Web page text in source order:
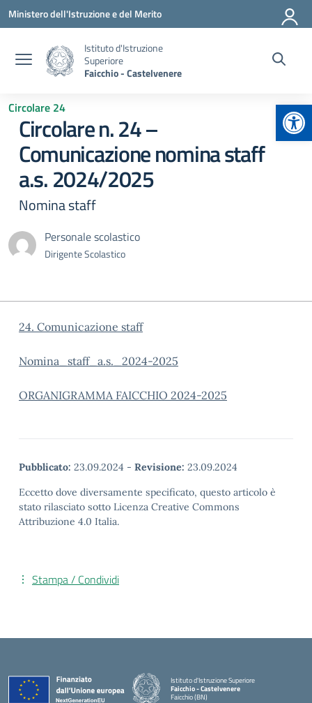
Vai ai contenuti
Vai al menu di navigazione
Vai al footer
Ministero dell'Istruzione e del Merito
Istituto d'Istruzione
Superiore
Faicchio - Castelvenere
Circolare 24
Circolare n. 24 –
Comunicazione nomina staff
a.s. 2024/2025
Nomina staff
Personale scolastico
Dirigente Scolastico
24. Comunicazione staff
Nomina_staff_a.s._2024-2025
ORGANIGRAMMA FAICCHIO 2024-2025
Pubblicato: 23.09.2024 - Revisione: 23.09.2024
Eccetto dove diversamente specificato, questo articolo è
stato rilasciato sotto Licenza Creative Commons
Attribuzione 4.0 Italia.
Stampa / Condividi
Istituto d'Istruzione Superiore
Faicchio - Castelvenere
Faicchio (BN)